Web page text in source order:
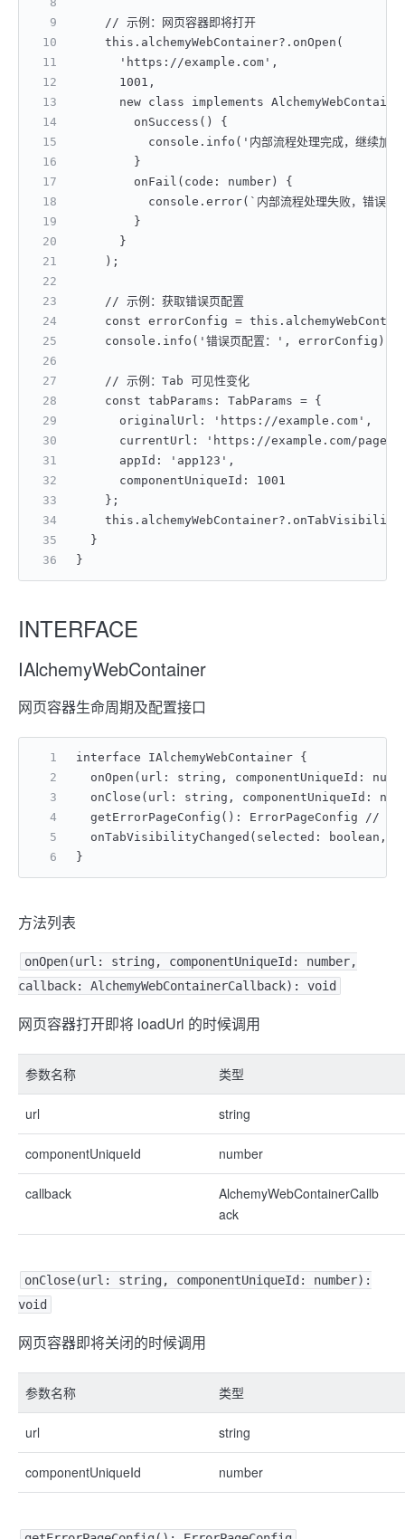
    // 示例：网页容器即将打开
    this.alchemyWebContainer?.onOpen(
      'https://example.com',
      1001,
new class implements
        onSuccess() {
console.info('内部流程处理完成，继续加载
        }
        onFail(code: number) {
console.error(`内部流程处理失败，错误
        }
      }
    );
    // 示例：获取错误页配置
const errorConfig =
    console.info('错误页配置：', errorConfig);
    // 示例：Tab 可见性变化
    const tabParams: TabParams = {
      originalUrl: 'https://example.com',
currentUrl: 'https://example.com/
      appId: 'app123',
      componentUniqueId: 1001
    };
  }
}
INTERFACE
IAlchemyWebContainer
网页容器生命周期及配置接口
interface IAlchemyWebContainer {
onOpen(url: string, componentUniqueId:
onClose(url: string, componentUniqueId:
getErrorPageConfig(): ErrorPageConfig // 当网页
onTabVisibilityChanged(selected: boolean,
}
方法列表
onOpen(url: string, componentUniqueId: number,
callback: AlchemyWebContainerCallback): void
网页容器打开即将 loadUrl 的时候调用
参数名称 类型
url string
componentUniqueId number
callback
AlchemyWebContainerCallb
ack
onClose(url: string, componentUniqueId: number):
void
网页容器即将关闭的时候调用
参数名称 类型
url string
componentUniqueId number